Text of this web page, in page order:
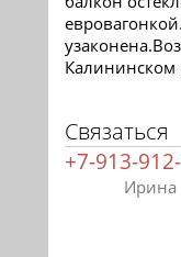
Калининском
Связаться
+7-913-
Ирина